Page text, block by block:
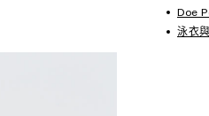
Doe
泳衣